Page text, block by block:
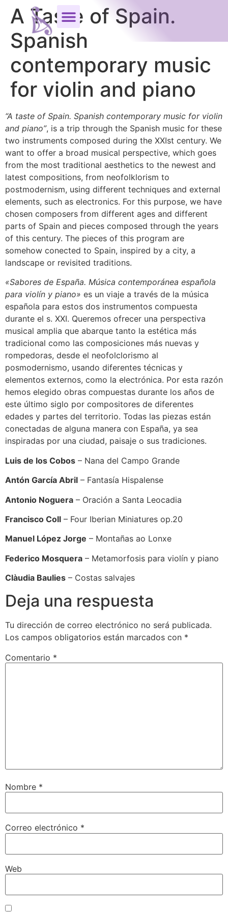
A Taste of Spain.
Spanish
contemporary music
for violin and piano
“A taste of Spain. Spanish contemporary music for violin
and piano”, is a trip through the Spanish music for these
two instruments composed during the XXIst century. We
want to offer a broad musical perspective, which goes
from the most traditional aesthetics to the newest and
latest compositions, from neofolklorism to
postmodernism, using different techniques and external
elements, such as electronics. For this purpose, we have
chosen composers from different ages and different
parts of Spain and pieces composed through the years
of this century. The pieces of this program are
somehow conected to Spain, inspired by a city, a
landscape or revisited traditions.
«Sabores de España. Música contemporánea española
para violín y piano» es un viaje a través de la música
española para estos dos instrumentos compuesta
durante el s. XXI. Queremos ofrecer una perspectiva
musical amplia que abarque tanto la estética más
tradicional como las composiciones más nuevas y
rompedoras, desde el neofolclorismo al
posmodernismo, usando diferentes técnicas y
elementos externos, como la electrónica. Por esta razón
hemos elegido obras compuestas durante los años de
este último siglo por compositores de diferentes
edades y partes del territorio. Todas las piezas están
conectadas de alguna manera con España, ya sea
inspiradas por una ciudad, paisaje o sus tradiciones.
Luis de los Cobos – Nana del Campo Grande
Antón García Abril – Fantasía Hispalense
Antonio Noguera – Oración a Santa Leocadia
Francisco Coll – Four Iberian Miniatures op.20
Manuel López Jorge – Montañas ao Lonxe
Federico Mosquera – Metamorfosis para violín y piano
Clàudia Baulies – Costas salvajes
Deja una respuesta
Tu dirección de correo electrónico no será publicada.
Los campos obligatorios están marcados con *
Comentario *
Nombre *
Correo electrónico *
Web